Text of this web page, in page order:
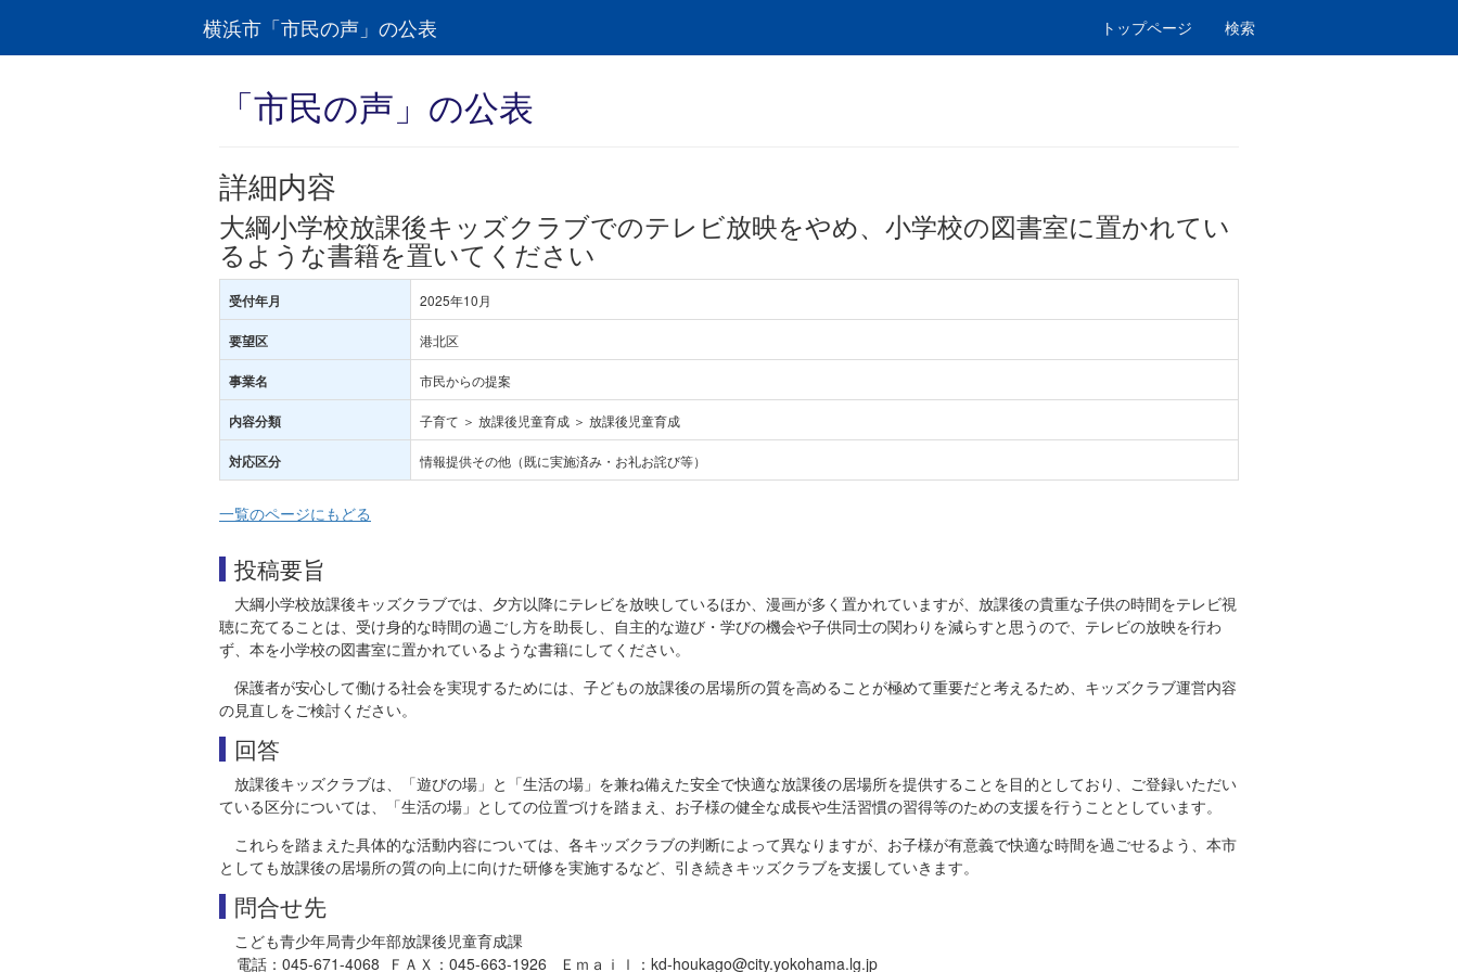
横浜市「市民の声」の公表 トップページ 検索
「市民の声」の公表
詳細内容
大綱小学校放課後キッズクラブでのテレビ放映をやめ、小学校の図書室に置かれてい
るような書籍を置いてください
受付年月 2025年10月
要望区 港北区
事業名 市民からの提案
内容分類 子育て ＞ 放課後児童育成 ＞ 放課後児童育成
対応区分 情報提供その他（既に実施済み・お礼お詫び等）
一覧のページにもどる
投稿要旨
大綱小学校放課後キッズクラブでは、夕方以降にテレビを放映しているほか、漫画が多く置かれていますが、放課後の貴重な子供の時間をテレビ視
聴に充てることは、受け身的な時間の過ごし方を助長し、自主的な遊び・学びの機会や子供同士の関わりを減らすと思うので、テレビの放映を行わ
ず、本を小学校の図書室に置かれているような書籍にしてください。
保護者が安心して働ける社会を実現するためには、子どもの放課後の居場所の質を高めることが極めて重要だと考えるため、キッズクラブ運営内容
の見直しをご検討ください。
回答
放課後キッズクラブは、「遊びの場」と「生活の場」を兼ね備えた安全で快適な放課後の居場所を提供することを目的としており、ご登録いただい
ている区分については、「生活の場」としての位置づけを踏まえ、お子様の健全な成長や生活習慣の習得等のための支援を行うこととしています。
これらを踏まえた具体的な活動内容については、各キッズクラブの判断によって異なりますが、お子様が有意義で快適な時間を過ごせるよう、本市
としても放課後の居場所の質の向上に向けた研修を実施するなど、引き続きキッズクラブを支援していきます。
問合せ先
こども青少年局青少年部放課後児童育成課
電話：045-671-4068 ＦＡＸ：045-663-1926 Ｅｍａｉｌ：kd-houkago@city.yokohama.lg.jp